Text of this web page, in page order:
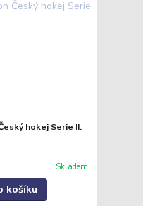
hokej Serie II.
Skladem
košíku